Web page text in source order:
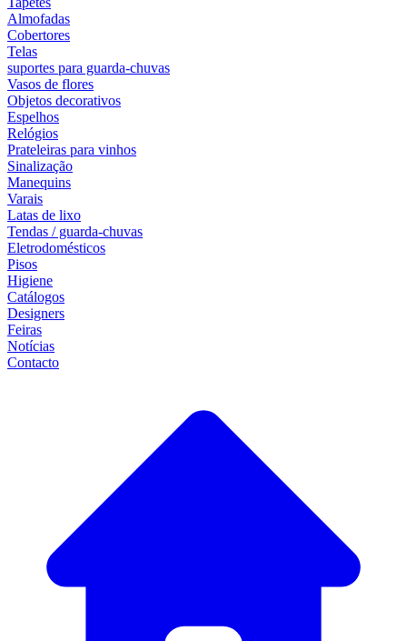
Almofadas
Cobertores
Telas
suportes para guarda-chuvas
Vasos de flores
Objetos decorativos
Espelhos
Relógios
Prateleiras para vinhos
Sinalização
Manequins
Varais
Latas de lixo
Tendas / guarda-chuvas
Eletrodomésticos
Pisos
Higiene
Catálogos
Designers
Feiras
Notícias
Contacto